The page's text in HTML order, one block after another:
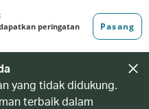
yang tidak didukung.
terbaik dalam